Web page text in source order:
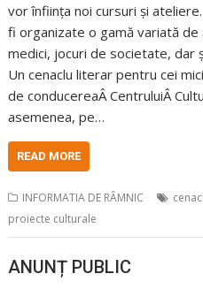
vor înființa noi cursuri și
fi organizate o gamă variată
medici, jocuri de societate, dar
Un cenaclu literar pentru cei
de conducereaÂ CentruluiÂ
asemenea, pe…
READ MORE
INFORMATIA DE RÂMNIC
proiecte culturale
ANUNȚ PUBLIC